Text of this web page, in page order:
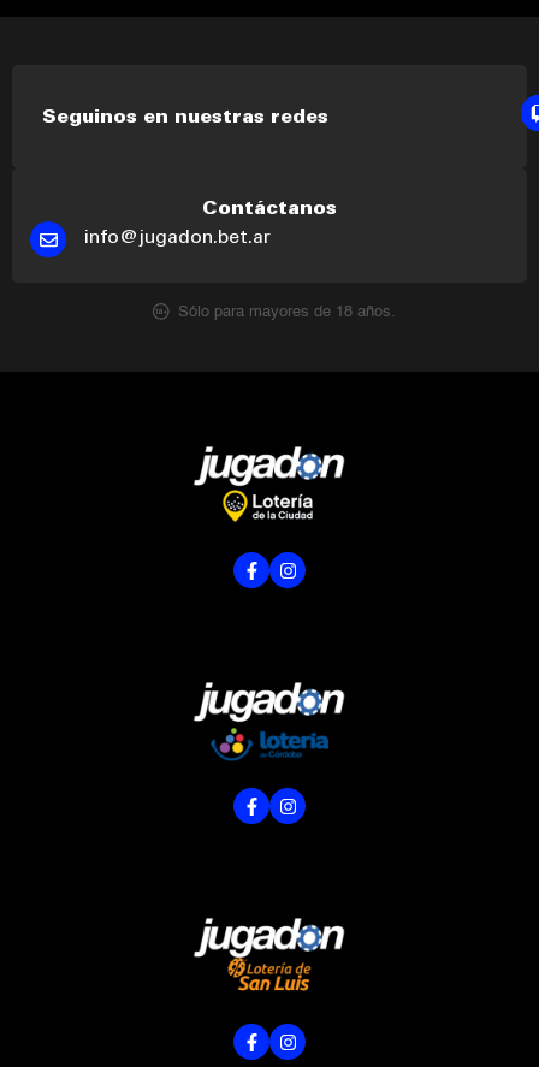
Seguinos en nuestras redes
Contáctanos
info@jugadon.bet.ar
Sólo para mayores de 18 años.